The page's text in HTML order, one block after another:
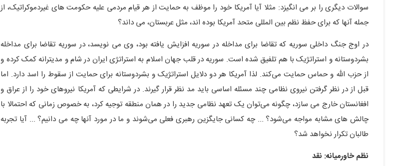
سوالات دیگری را بر می انگیزد: مثلا آیا آمریکا خود را موظف به حمایت از هر قیام مردمی علیه حکومت های غیردموکراتیک، از
جمله آنها که برای حفظ نظم بین المللی متحد آمریکا بوده اند، مثل عربستان، می داند؟
در اوج جنگ داخلی سوریه که تقاضا برای مداخله در سوریه افزایش یافته بود، وی می نویسد، در سوریه تقاضا برای مداخله
بشردوستانه و استراتژیک با هم تلفیق شده است. سوریه در قلب جهان اسلام به استراتژی ایران در شام و مدیترانه کمک کرده و
از حزب الله و حماس حمایت می‌کند. لذا آمریکا هر دو دلایل استراتژیک و بشردوستانه برای حمایت از سقوط را اسد دارد. اما
قبل از در نظر گرفتن نیروی نظامی چند مسئله اساسی باید مد نظر قرار گیرند. در شرایطی که آمریکا نیروهای خود را از عراق و
افغانستان خارج می سازد، چگونه می‌توان یک تعهد نظامی جدید را در همان منطقه توجیه کرد، به خصوص زمانی که احتمالا با
چالش های مشابه مواجه می‌شود؟ ... چه کسانی جایگزین رهبری فعلی می‌شوند و ما در مورد آنها چه می دانیم؟ ... آیا تجربه
طالبان تکرار نخواهد شد؟
نظم خاورمیانه: نقد